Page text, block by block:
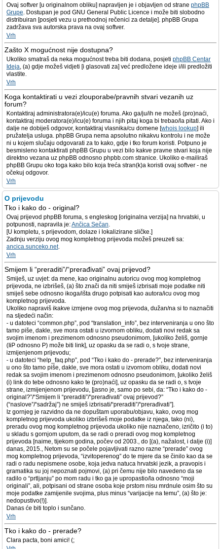
Ovaj softver [u originalnom obliku] napravljen je i objavljen od strane phpBB
Grupe. Dostupan je pod GNU General Public Licence i može biti slobodno
distribuiran [posjeti vezu u prethodnoj rečenici za detalje]. phpBB Grupa
zadržava sva autorska prava na ovaj softver.
Vrh
Zašto X mogućnost nije dostupna?
Ukoliko smatraš da neka mogućnost treba biti dodana, posjeti phpBB Centar
Ideja, (a) gdje možeš vidjeti [i glasovati za] već predložene ideje i/ili predložiti
vlastite.
Vrh
Koga kontaktirati u vezi zlouporabe/pravnih stvari vezanih uz
forum?
Kontaktiraj administratora(e)/icu(e) foruma. Ako ga/ju/ih ne možeš (pro)naći,
kontaktiraj moderatora(e)/icu(e) foruma i njih pitaj koga bi trebao/la pitati. Ako i
dalje ne dobiješ odgovor, kontaktiraj vlasnika/cu domene [whois lookup] ili
pružatelja usluga. phpBB Grupa nema apsolutno nikakvu kontrolu i ne može
ni u kojem slučaju odgovarati za to kako, gdje i tko forum koristi. Potpuno je
besmisleno kontaktirati phpBB Grupu u vezi bilo kakve pravne stvari koja nije
direktno vezana uz phpBB odnosno phpbb.com stranice. Ukoliko e-mailiraš
phpBB Grupu oko toga kako bilo koja treća stran(k)a koristi ovaj softver - ne
očekuj odgovor.
Vrh
O prijevodu
Tko i kako do - original?
Ovaj prijevod phpBB foruma, s engleskog [originalna verzija] na hrvatski, u
potpunosti, napravila je:Ančica Sečan.
[U kompletu, s prijevodom, dolaze i lokalizirane sličke.]
Zadnju verziju ovog mog kompletnog prijevoda možeš preuzeti sa:
ancica.sunceko.net.
Vrh
Smijem li “preraditi”/“prerađivati” ovaj prijevod?
Smiješ, uz uvjet: da mene, kao originalnu autoricu ovog mog kompletnog
prijevoda, ne izbrišeš, (a) što znači da niti smiješ izbrisati moje podatke niti
smiješ sebe odnosno ikoga/išta drugo potpisati kao autora/icu ovog mog
kompletnog prijevoda.
Ukoliko napraviš ikakve izmjene ovog mog prijevoda, dužan/na si to naznačiti
na sljedeći način:
- u datoteci “common.php”, pod “translation_info”, bez interveniranja u ono što
tamo piše, dakle, sve mora ostati u izvornom obliku, dodati novi redak sa
svojim imenom i prezimenom odnosno pseudonimom, [ukoliko želiš, gornje
(IiP odnosno P) može biti link], uz opasku da se radi o, s tvoje strane,
izmijenjenom prijevodu;
- u datoteci “help_faq.php”, pod “Tko i kako do - prerade?”, bez interveniranja
u ono što tamo piše, dakle, sve mora ostati u izvornom obliku, dodati novi
redak sa svojim imenom i prezimenom odnosno pseudonimom, [ukoliko želiš
(i) link do tebe odnosno kako te (pro)naći], uz opasku da se radi o, s tvoje
strane, izmijenjenom prijevodu, [jasno je, samo po sebi, da: “Tko i kako do -
original?”/“Smijem li “preraditi”/“prerađivati” ovaj prijevod?”
(“naslove”/“sadržaj”) ne smiješ izbrisati/“preraditi”/“prerađivati”].
Iz gornjeg je razvidno da ne dopuštam uporabu/objavu, kako, ovog mog
kompletnog prijevoda ukoliko izbrišeš moje podatke iz njega, tako (ni),
preradu ovog mog kompletnog prijevoda ukoliko nije naznačeno, izričito (i to)
u skladu s gornjom uputom, da se radi o preradi ovog mog kompletnog
prijevoda [naime, tijekom godina, počev od 2003., do [(a), nažalost, i dalje (i)]
danas, 2015., Netom su se počele pojavljivati razno razne “prerade” ovog
mog kompletnog prijevoda, “izvitoperenog” do te mjere da se činilo kao da se
radi o radu nepismene osobe, koja jedva natuca hrvatski jezik, a pravopis i
gramatika su joj nepoznati pojmovi, (a) pri čemu nije bilo navedeno da se
radilo o “prtljanju” po mom radu i tko ga je upropastio/la odnosno “moji
originali”, ali, potpisani od strane osoba koje prstom nisu mrdnule osim što su
moje podatke zamijenile svojima, plus minus “varijacije na temu”, (a) što je:
nedopustivo(!)].
Danas će biti toplo i sunčano.
Vrh
Tko i kako do - prerade?
Clara pacta, boni amici! (;